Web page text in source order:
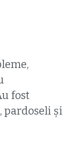
fost
pardoseli și